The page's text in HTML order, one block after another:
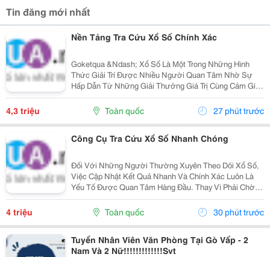
Tin đăng mới nhất
Nền Tảng Tra Cứu Xổ Số Chính Xác
Goketqua &Ndash; Xổ Số Là Một Trong Những Hình
Thức Giải Trí Được Nhiều Người Quan Tâm Nhờ Sự
Hấp Dẫn Từ Những Giải Thưởng Giá Trị Cùng Cảm Giác
Hồi Hộp Khi Chờ Đợi Kết Quả Quay Thưởng. Tuy Nhiên,
Việc Cập Nhật Thông Tin Nhanh Chóng Và Chính Xác...
4,3 triệu Toàn quốc 27 phút trước
Công Cụ Tra Cứu Xổ Số Nhanh Chóng
Đối Với Những Người Thường Xuyên Theo Dõi Xổ Số,
Việc Cập Nhật Kết Quả Nhanh Và Chính Xác Luôn Là
Yếu Tố Được Quan Tâm Hàng Đầu. Thay Vì Phải Chờ
Đợi Thông Tin Từ Nhiều Nguồn Khác Nhau, Người
Dùng Hiện Nay Có Thể Dễ Dàng Tra Cứu Ketqua Trên
Các Nền...
4 triệu Toàn quốc 30 phút trước
Tuyển Nhân Viên Văn Phòng Tại Gò Vấp - 2
Nam Và 2 Nữ!!!!!!!!!!!!!Svt